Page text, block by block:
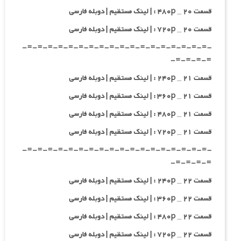
قسمت ۲۰ _ ۴۸۰p : | لینک مستقیم | دوبله فارسی
قسمت ۲۰ _ ۷۲۰p : | لینک مستقیم | دوبله فارسی
-=-=-=-=-=-=-=-=-=-=-=-=-=-=-=-=-=-=-
=-=-=-=-
قسمت ۲۱ _ ۲۴۰p : | لینک مستقیم | دوبله فارسی
قسمت ۲۱ _ ۳۶۰p : | لینک مستقیم | دوبله فارسی
قسمت ۲۱ _ ۴۸۰p : | لینک مستقیم | دوبله فارسی
قسمت ۲۱ _ ۷۲۰p : | لینک مستقیم | دوبله فارسی
-=-=-=-=-=-=-=-=-=-=-=-=-=-=-=-=-=-=-
=-=-=-=-
قسمت ۲۲ _ ۲۴۰p : | لینک مستقیم | دوبله فارسی
قسمت ۲۲ _ ۳۶۰p : | لینک مستقیم | دوبله فارسی
قسمت ۲۲ _ ۴۸۰p : | لینک مستقیم | دوبله فارسی
قسمت ۲۲ _ ۷۲۰p : | لینک مستقیم | دوبله فارسی